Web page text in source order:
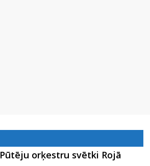
Pūtēju orķestru svētki Rojā